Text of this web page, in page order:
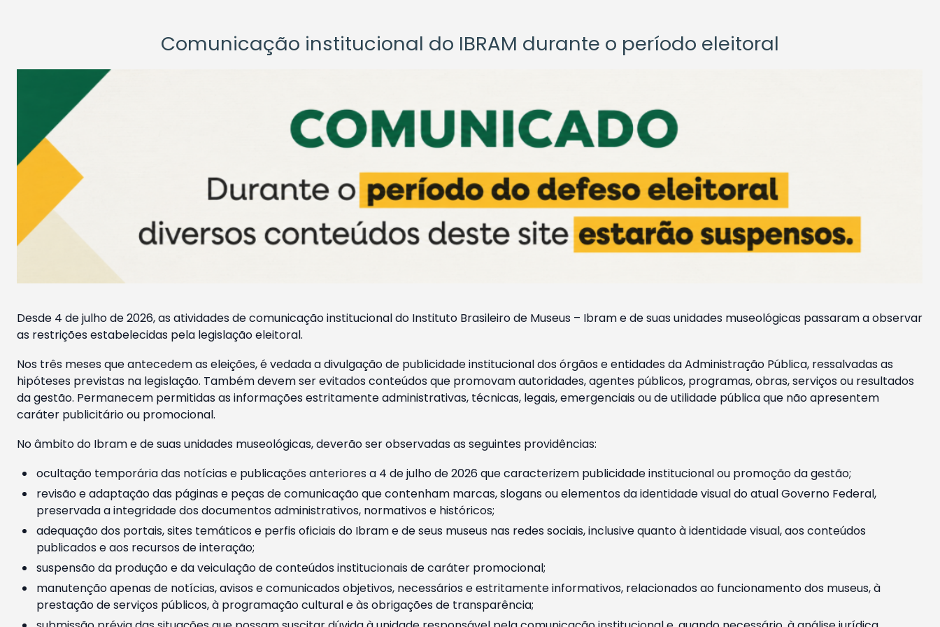
Comunicação institucional do IBRAM durante o período eleitoral
Desde 4 de julho de 2026, as atividades de comunicação institucional do Instituto Brasileiro de Museus – Ibram e de suas unidades museológicas passaram a observar
as restrições estabelecidas pela legislação eleitoral.
Nos três meses que antecedem as eleições, é vedada a divulgação de publicidade institucional dos órgãos e entidades da Administração Pública, ressalvadas as
hipóteses previstas na legislação. Também devem ser evitados conteúdos que promovam autoridades, agentes públicos, programas, obras, serviços ou resultados
da gestão. Permanecem permitidas as informações estritamente administrativas, técnicas, legais, emergenciais ou de utilidade pública que não apresentem
caráter publicitário ou promocional.
No âmbito do Ibram e de suas unidades museológicas, deverão ser observadas as seguintes providências:
ocultação temporária das notícias e publicações anteriores a 4 de julho de 2026 que caracterizem publicidade institucional ou promoção da gestão;
revisão e adaptação das páginas e peças de comunicação que contenham marcas, slogans ou elementos da identidade visual do atual Governo Federal,
preservada a integridade dos documentos administrativos, normativos e históricos;
adequação dos portais, sites temáticos e perfis oficiais do Ibram e de seus museus nas redes sociais, inclusive quanto à identidade visual, aos conteúdos
publicados e aos recursos de interação;
suspensão da produção e da veiculação de conteúdos institucionais de caráter promocional;
manutenção apenas de notícias, avisos e comunicados objetivos, necessários e estritamente informativos, relacionados ao funcionamento dos museus, à
prestação de serviços públicos, à programação cultural e às obrigações de transparência;